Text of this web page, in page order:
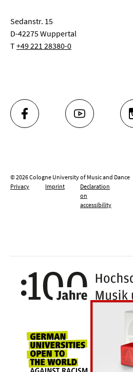
Sedanstr. 15
D-42275 Wuppertal
T+49 221 28380-0
FACEBOOK YOUTUBE
© 2026 Cologne University of Music and Dance
Privacy
Imprint
Declaration
on
accessibility